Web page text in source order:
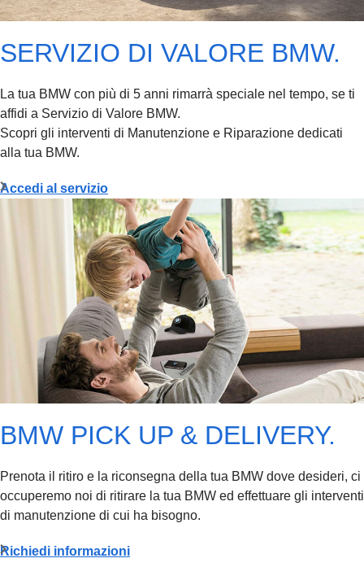
SERVIZIO DI VALORE BMW.
La tua BMW con più di 5 anni rimarrà speciale nel tempo, se ti
affidi a Servizio di Valore BMW.
Scopri gli interventi di Manutenzione e Riparazione dedicati
alla tua BMW.
Accedi al servizio
BMW PICK UP & DELIVERY.
Prenota il ritiro e la riconsegna della tua BMW dove desideri, ci
occuperemo noi di ritirare la tua BMW ed effettuare gli interventi
di manutenzione di cui ha bisogno.
Richiedi informazioni